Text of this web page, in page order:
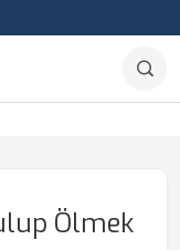
Ölmek